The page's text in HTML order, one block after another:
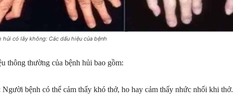
quà
hủi có lây không: Các dấu hiệu của bệnh
thông thường của bệnh hủi bao gồm:
bệnh có thể cảm thấy khó thở, ho hay cảm thấy nhức nhối khi thở.